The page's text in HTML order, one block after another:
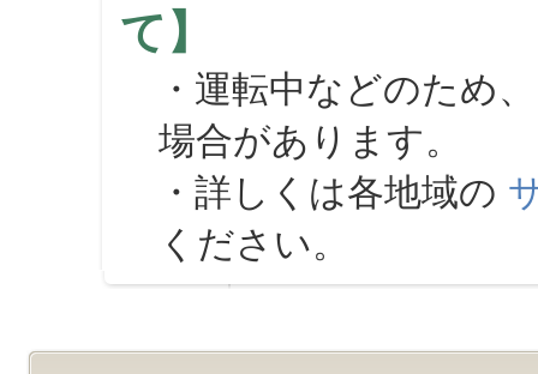
て】
・運転中などのため
場合があります。
・詳しくは各地域の
ください。